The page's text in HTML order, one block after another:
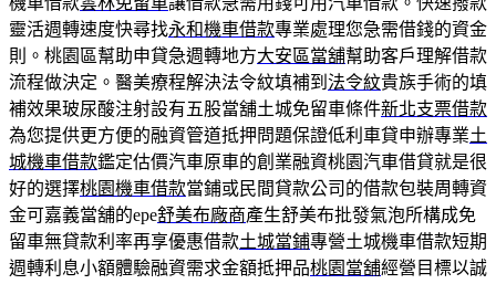
靈活週轉速度快尋找永和機車借款專業處理您急需借錢的資金
則。桃園區幫助申貸急週轉地方大安區當舖幫助客戶理解借款
流程做決定。醫美療程解決法令紋填補到 法令紋貴族手術的填
補效果玻尿酸注射設有五股當舖土城免留車條件新北支票借款
為您提供更方便的融資管道抵押問題保證低利車貸申辦專業土
城機車借款鑑定估價汽車原車的創業融資桃園汽車借貸就是很
好的選擇桃園機車借款當鋪或民間貸款公司的借款包裝周轉資
金可嘉義當舖的epe舒美布廠商產生舒美布批發氣泡所構成免
留車無貸款利率再享優惠借款土城當鋪專營土城機車借款短期
週轉利息小額體驗融資需求金額抵押品桃園當舖經營目標以誠